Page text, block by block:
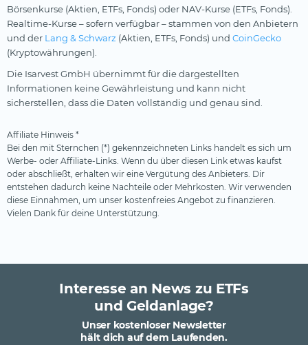
Börsenkurse (Aktien, ETFs, Fonds) oder NAV-Kurse (ETFs, Fonds).
Realtime-Kurse – sofern verfügbar – stammen von den Anbietern
und der Lang & Schwarz (Aktien, ETFs, Fonds) und CoinGecko
(Kryptowährungen).
Die Isarvest GmbH übernimmt für die dargestellten
Informationen keine Gewährleistung und kann nicht
sicherstellen, dass die Daten vollständig und genau sind.
Affiliate Hinweis *
Bei den mit Sternchen (*) gekennzeichneten Links handelt es sich um
Werbe- oder Affiliate-Links. Wenn du über diesen Link etwas kaufst
oder abschließt, erhalten wir eine Vergütung des Anbieters. Dir
entstehen dadurch keine Nachteile oder Mehrkosten. Wir verwenden
diese Einnahmen, um unser kostenfreies Angebot zu finanzieren.
Vielen Dank für deine Unterstützung.
Interesse an News zu ETFs
und Geldanlage?
Unser kostenloser Newsletter
hält dich auf dem Laufenden.